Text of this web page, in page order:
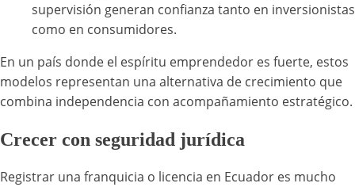
supervisión generan confianza tanto en inversionistas
como en consumidores.
En un país donde el espíritu emprendedor es fuerte, estos
modelos representan una alternativa de crecimiento que
combina independencia con acompañamiento estratégico.
Crecer con seguridad jurídica
Registrar una franquicia o licencia en Ecuador es mucho